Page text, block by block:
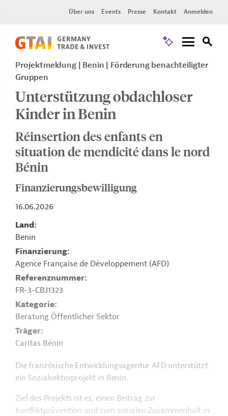
Über uns Events Presse Kontakt Anmelden
Projektmeldung Benin
Förderung benachteiligter
Gruppen
Unterstützung obdachloser
Kinder in Benin
Réinsertion des enfants en
situation de mendicité dans le nord
Bénin
Finanzierungsbewilligung
16.06.2026
Land
Benin
Finanzierung
Agence Française de Développement (AFD)
Referenznummer
FR-3-CBJ1323
Kategorie
Beratung Öffentlicher Sektor
Träger
Caritas Bénin
Die französische Entwicklungsagentur AFD unterstützt
ein Sozialsektorprojekt in Benin.
Ziel des Projekts ist es, einen Beitrag zur
Konfliktprävention und zum sozialen Zusammenhalt in